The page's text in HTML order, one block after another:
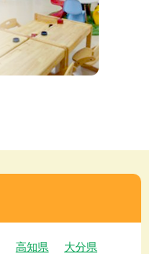
高知県
大分県